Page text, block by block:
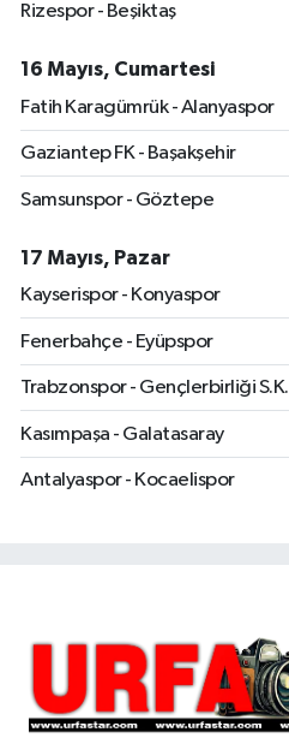
Rizespor - Beşiktaş
16 Mayıs, Cumartesi
Fatih Karagümrük - Alanyaspor
Gaziantep FK - Başakşehir
Samsunspor - Göztepe
17 Mayıs, Pazar
Kayserispor - Konyaspor
Fenerbahçe - Eyüpspor
Trabzonspor - Gençlerbirliği S.K.
Kasımpaşa - Galatasaray
Antalyaspor - Kocaelispor